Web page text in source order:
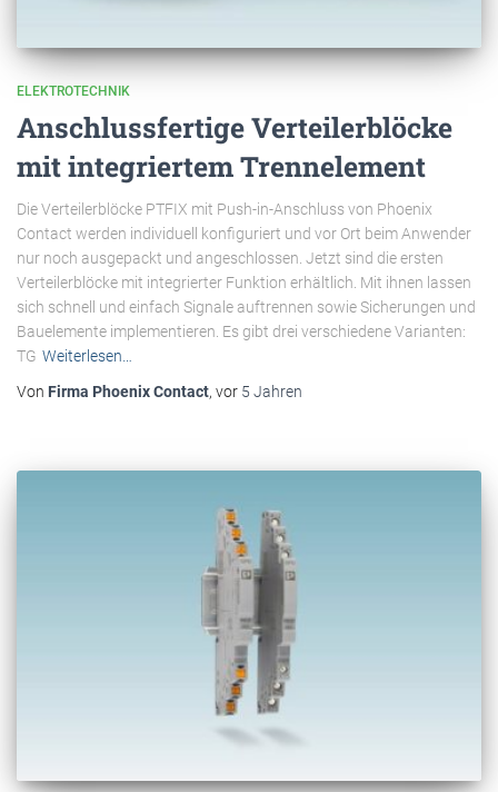
ELEKTROTECHNIK
Anschlussfertige Verteilerblöcke
mit integriertem Trennelement
Die Verteilerblöcke PTFIX mit Push-in-Anschluss von Phoenix
Contact werden individuell konfiguriert und vor Ort beim Anwender
nur noch ausgepackt und angeschlossen. Jetzt sind die ersten
Verteilerblöcke mit integrierter Funktion erhältlich. Mit ihnen lassen
sich schnell und einfach Signale auftrennen sowie Sicherungen und
Bauelemente implementieren. Es gibt drei verschiedene Varianten:
TG Weiterlesen…
Von Firma Phoenix Contact, vor 5 Jahren